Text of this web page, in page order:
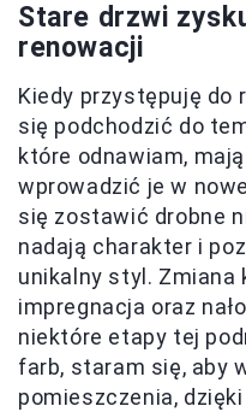
Stare drzwi
renowacji
Kiedy przystępuję do
się podchodzić do
które odnawiam,
wprowadzić je w
się zostawić drobne
nadają charakter i
unikalny styl. Zmiana
impregnacja oraz
niektóre etapy tej
farb, staram się, aby
pomieszczenia,